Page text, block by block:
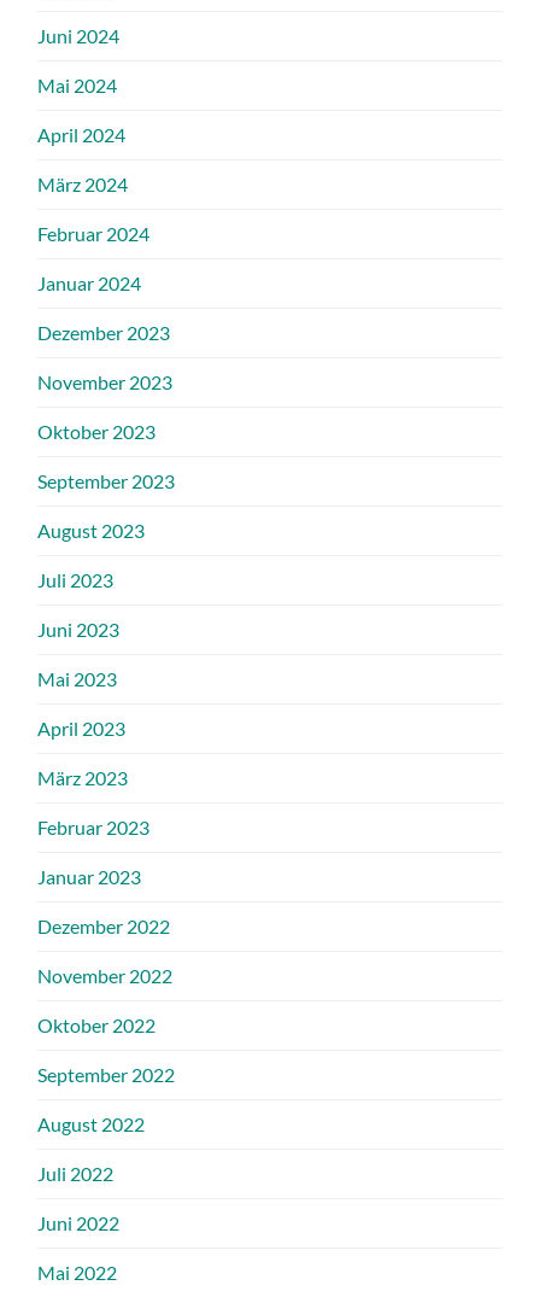
Juni 2024
Mai 2024
April 2024
März 2024
Februar 2024
Januar 2024
Dezember 2023
November 2023
Oktober 2023
September 2023
August 2023
Juli 2023
Juni 2023
Mai 2023
April 2023
März 2023
Februar 2023
Januar 2023
Dezember 2022
November 2022
Oktober 2022
September 2022
August 2022
Juli 2022
Juni 2022
Mai 2022